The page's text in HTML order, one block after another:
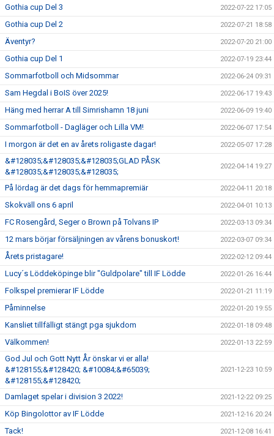
Gothia cup Del 3 2022-07-22 17:05
Gothia cup Del 2 2022-07-21 18:58
Äventyr? 2022-07-20 21:00
Gothia cup Del 1 2022-07-19 23:44
Sommarfotboll och Midsommar 2022-06-24 09:31
Sam Hegdal i BoIS över 2025! 2022-06-17 19:43
Häng med herrar A till Simrishamn 18 juni 2022-06-09 19:40
Sommarfotboll - Dagläger och Lilla VM! 2022-06-07 17:54
I morgon är det en av årets roligaste dagar! 2022-05-07 17:28
&#128035;&#128035;&#128035;GLAD PÅSK
&#128035;&#128035;&#128035;
2022-04-14 19:27
På lördag är det dags för hemmapremiär 2022-04-11 20:18
Skokväll ons 6 april 2022-04-01 10:13
FC Rosengård, Seger o Brown på Tolvans IP 2022-03-13 09:34
12 mars börjar försäljningen av vårens bonuskort! 2022-03-07 09:34
Årets pristagare! 2022-02-12 09:44
Lucy´s Löddeköpinge blir "Guldpolare" till IF Lödde 2022-01-26 16:44
Folkspel premierar IF Lödde 2022-01-21 11:19
Påminnelse 2022-01-20 19:55
Kansliet tillfälligt stängt pga sjukdom 2022-01-18 09:48
Välkommen! 2022-01-13 22:59
God Jul och Gott Nytt År önskar vi er alla!
&#128155;&#128420; &#10084;&#65039;
&#128155;&#128420;
2021-12-23 10:59
Damlaget spelar i division 3 2022! 2021-12-22 09:25
Köp Bingolottor av IF Lödde 2021-12-16 20:24
Tack! 2021-12-08 16:41